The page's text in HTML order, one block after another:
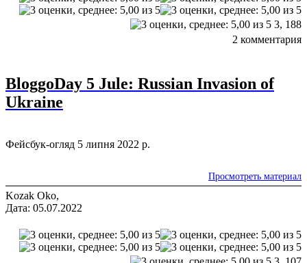
3, 188
2 комментария
BloggoDay 5 Jule: Russian Invasion of
Ukraine
Фейсбук-огляд 5 липня 2022 р.
Просмотреть материал
Kozak Oko,
Дата: 05.07.2022